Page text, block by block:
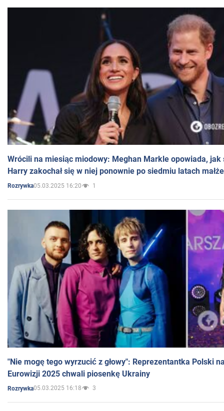
Wrócili na miesiąc miodowy: Meghan Markle opowiada, jak
Harry zakochał się w niej ponownie po siedmiu latach
Rozrywka05.03.2025 16:20 1
"Nie mogę tego wyrzucić z głowy": Reprezentantka Polski
Eurowizji 2025 chwali piosenkę Ukrainy
Rozrywka05.03.2025 16:18 3